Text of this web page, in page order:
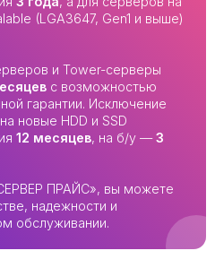
(LGA3647, Gen1 и выше)
и Tower-серверы
с возможностью
гарантии. Исключение
новые HDD и SSD
12 месяцев, на б/у —3
ПРАЙС», вы можете
надежности и
обслуживании.